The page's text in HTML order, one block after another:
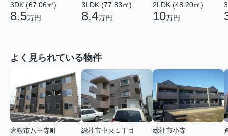
3DK (67.06㎡)
8.5万円
3LDK (77.83㎡)
8.4万円
2LDK (48.20㎡)
10万円
よく見られている物件
倉敷市八王寺町
総社市中央１丁目
総社市小寺